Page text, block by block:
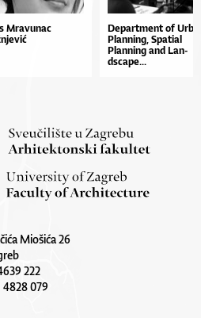
Mravunac
De­par­tme­nt of
Plan­ni­ng, Spa­ti­al
Plan­ni­ng and Lan­
dsca­pe...
Miošića 26
222
4828 079